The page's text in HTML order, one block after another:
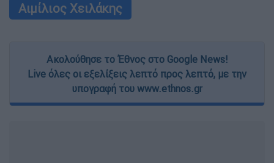
Αιμίλιος Χειλάκης
Ακολούθησε το Έθνος στο Google News!
Live όλες οι εξελίξεις λεπτό προς λεπτό, με την
υπογραφή του www.ethnos.gr